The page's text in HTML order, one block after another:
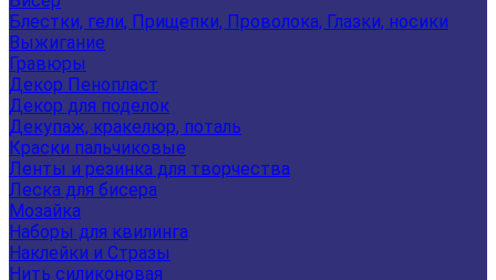
Блестки, гели, Прищепки, Проволока, Глазки, носики
Выжигание
Гравюры
Декор Пенопласт
Декор для поделок
Декупаж, кракелюр, поталь
Краски пальчиковые
Ленты и резинка для творчества
Леска для бисера
Мозайка
Наборы для квилинга
Наклейки и Стразы
Нить силиконовая